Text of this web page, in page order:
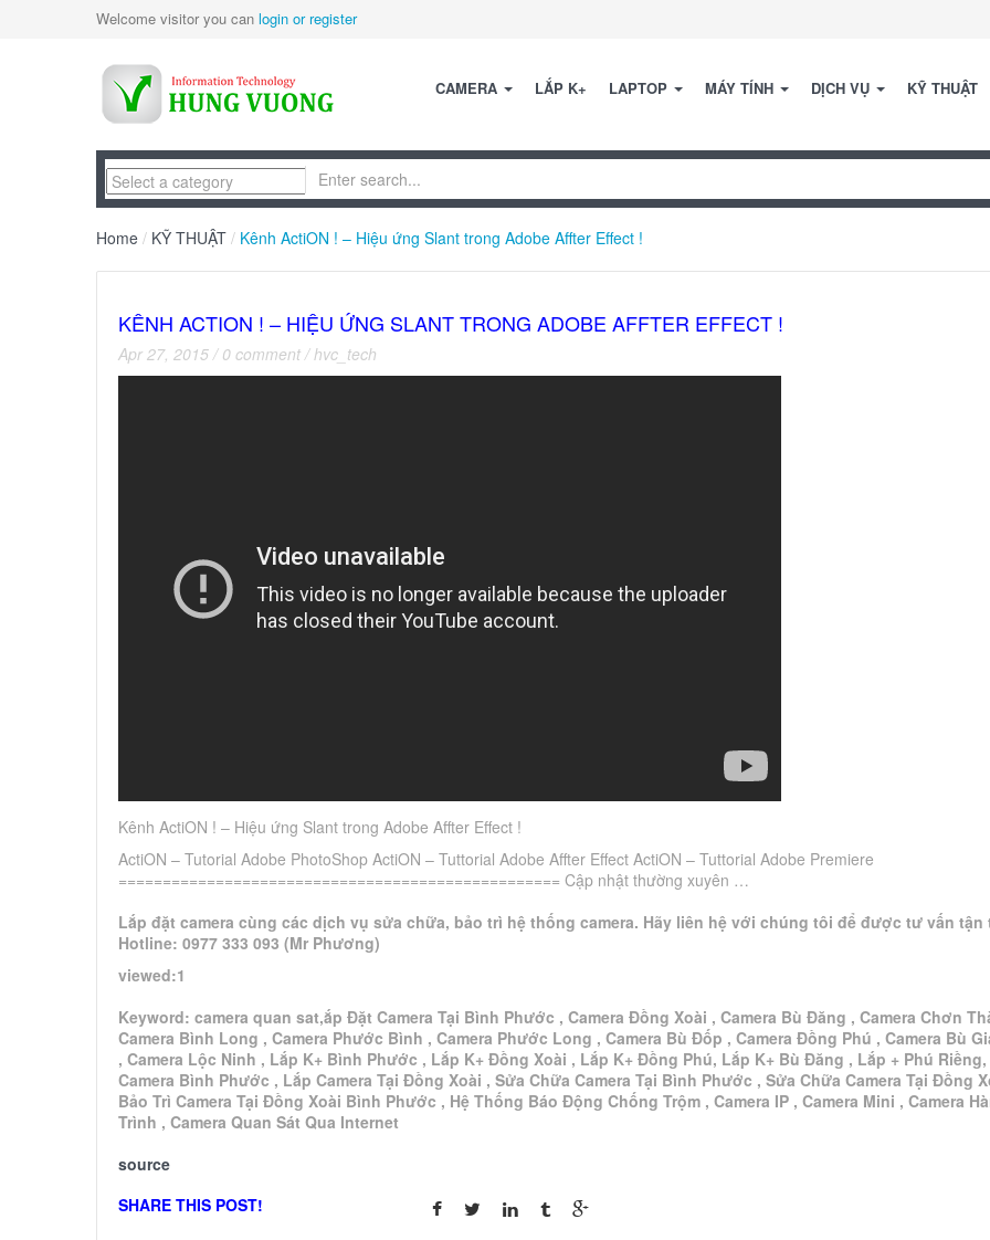
Welcome visitor you can login or register
CAMERA LẮP K+ LAPTOP MÁY TÍNH DỊCH VỤ KỸ THUẬT
Home / KỸ THUẬT / Kênh ActiON ! – Hiệu ứng Slant trong Adobe Affter Effect !
KÊNH ACTION ! – HIỆU ỨNG SLANT TRONG ADOBE AFFTER EFFECT !
Apr 27, 2015 / 0 comment /hvc_tech
Kênh ActiON ! – Hiệu ứng Slant trong Adobe Affter Effect !
ActiON – Tutorial Adobe PhotoShop ActiON – Tuttorial Adobe Affter Effect ActiON – Tuttorial Adobe Premiere
================================================== Cập nhật thường xuyên …
Lắp đặt camera cùng các dịch vụ sửa chữa, bảo trì hệ thống camera. Hãy liên hệ với chúng tôi để được tư vấn tận
Hotline: 0977 333 093 (Mr Phương)
viewed:1
Keyword: camera quan sat,ắp Đặt Camera Tại Bình Phước , Camera Đồng Xoài , Camera Bù Đăng , Camera Chơn
Camera Bình Long , Camera Phước Bình , Camera Phước Long , Camera Bù Đốp , Camera Đồng Phú , Camera Bù
, Camera Lộc Ninh , Lắp K+ Bình Phước , Lắp K+ Đồng Xoài , Lắp K+ Đồng Phú, Lắp K+ Bù Đăng , Lắp + Phú
Camera Bình Phước , Lắp Camera Tại Đồng Xoài , Sửa Chữa Camera Tại Bình Phước , Sửa Chữa Camera Tại Đồng
Bảo Trì Camera Tại Đồng Xoài Bình Phước , Hệ Thống Báo Động Chống Trộm , Camera IP , Camera Mini , Camera
Trình , Camera Quan Sát Qua Internet
source
SHARE THIS POST!